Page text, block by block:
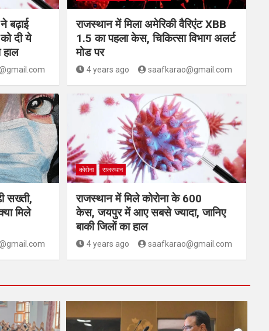
बढ़ाई
दी ये
हाल
राजस्थान में मिला अमेरिकी वैरिएंट XBB
1.5 का पहला केस, चिकित्सा विभाग अलर्ट
मोड पर
4 years ago saafkarao@gmail.com
सख्ती,
मिले
कोरोना राजस्थान
राजस्थान में मिले कोरोना के 600
केस, जयपुर में आए सबसे ज्यादा, जानिए
बाकी जिलों का हाल
4 years ago saafkarao@gmail.com